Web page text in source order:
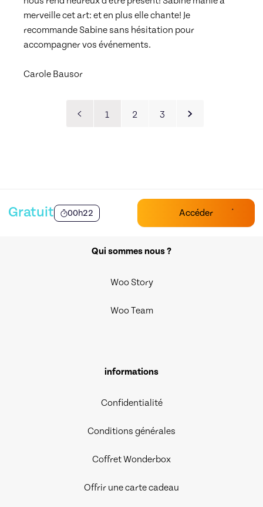
merveille cet art: et en plus elle chante! Je
recommande Sabine sans hésitation pour
accompagner vos événements.
Carole Bausor
1 2 3
Gratuit 00h22 Accéder
Qui sommes nous ?
Woo Story
Woo Team
informations
Confidentialité
Conditions générales
Coffret Wonderbox
Offrir une carte cadeau